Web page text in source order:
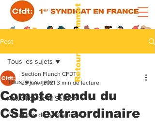
Retour au sommet
Post
Tous les sujets
Actualités de la Section
Actualités de la Branche
Tous les sujets
Compte rendu du
CSEC extraordinaire
Section Flunch CFDT
29 janv. 2021 3 min de lecture